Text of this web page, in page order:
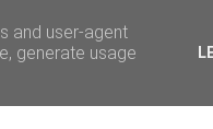
and user-agent
generate usage